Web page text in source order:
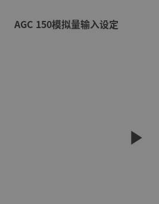
AGC 150模拟量输入设定